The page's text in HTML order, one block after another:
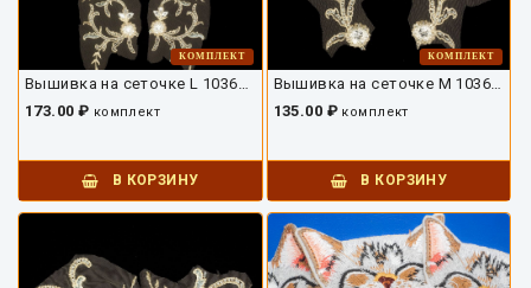
КОМПЛЕКТ
Вышивка на сеточке L 10361ДВ-03
173.00 ₽ комплект
В КОРЗИНУ
КОМПЛЕКТ
Вышивка на сеточке M 10361ДВ-02
135.00 ₽ комплект
В КОРЗИНУ